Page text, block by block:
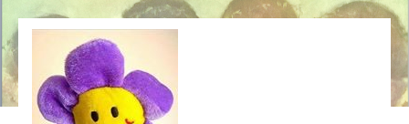
Saltar
contenido
(presiona